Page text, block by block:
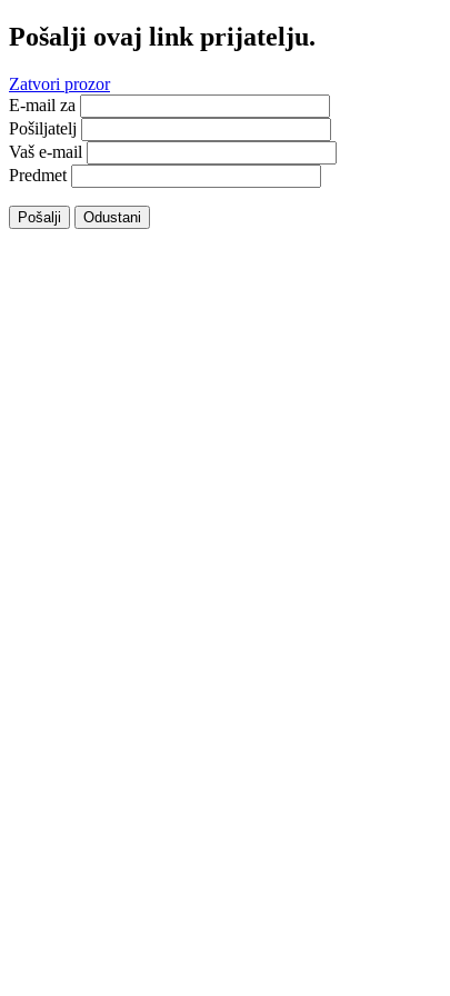
Pošalji ovaj link prijatelju.
Zatvori prozor
E-mail za
Pošiljatelj
Vaš e-mail
Predmet
Pošalji Odustani